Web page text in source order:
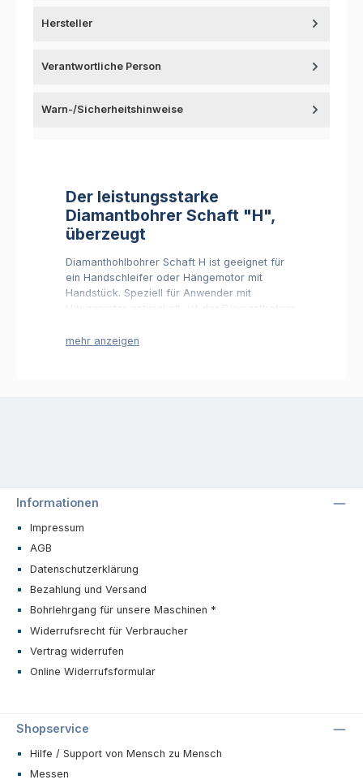
Hersteller
Verantwortliche Person
Warn-/Sicherheitshinweise
Der leistungsstarke
Diamantbohrer Schaft "H",
überzeugt
Diamanthohlbohrer Schaft H ist geeignet für
ein Handschleifer oder Hängemotor mit
Handstück. Speziell für Anwender mit
Hängemotor entwickelt, ist der Diamantbohrer
um auch feinste Arbeiten verlässlich erledigen
Präzise Werkzeuge für filigrane
Arbeitsschritte
sich die mit Diamanten durchsetzten
Hohlbohrer als perfekte Unterstützung. Eine
ist mit dem funktionalen Diamantbohrer Schaft
"H", optimal gegeben. Aber auch die im
Vorfeld erfolgte Galvanisierung der
Qualität Ihrer Bohrungen und damit auch für
✓ Hohlbohrer
✓ Komplett mit Diamant durchsetzt
Informationen
Impressum
AGB
Datenschutzerklärung
Bezahlung und Versand
Bohrlehrgang für unsere Maschinen *
Widerrufsrecht für Verbraucher
Vertrag widerrufen
Online Widerrufsformular
Shopservice
Hilfe / Support von Mensch zu Mensch
Messen